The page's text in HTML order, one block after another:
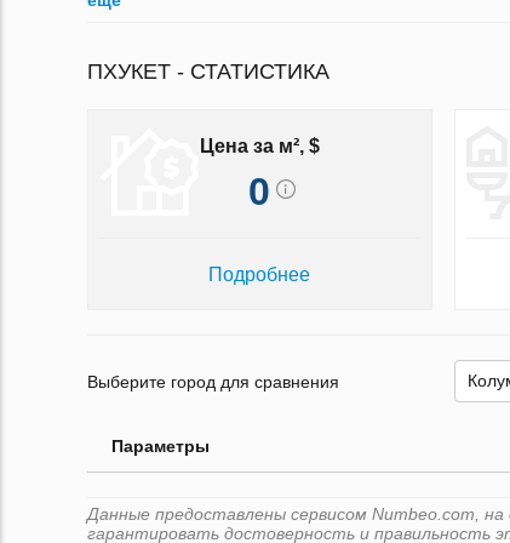
ПХУКЕТ - СТАТИСТИКА
Цена за м², $
0
Подробнее
Выберите город для сравнения
Параметры
Данные предоставлены сервисом Numbeo.com,
гарантировать достоверность и правильность